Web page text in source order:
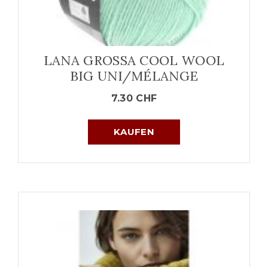
LANA GROSSA COOL WOOL
BIG UNI/MÉLANGE
7.30 CHF
KAUFEN